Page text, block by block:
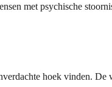
met psychische
hoek vinden.